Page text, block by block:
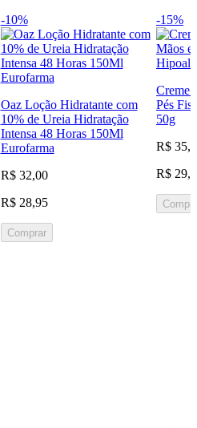
-10%
Oaz Loção Hidratante com
10% de Ureia Hidratação
Intensa 48 Horas 150Ml
Eurofarma
R$ 32,00
R$ 28,95
Comprar
-15%
Creme
Pés
50g
R$
R$